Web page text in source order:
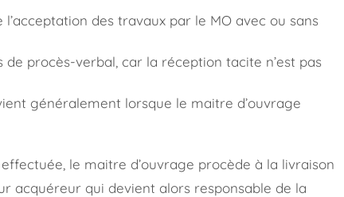
des travaux par le MO avec ou sans
de procès-verbal, car la réception tacite n’est pas
généralement lorsque le maitre d’ouvrage
le maitre d’ouvrage procède à la livraison
acquéreur qui devient alors responsable de la